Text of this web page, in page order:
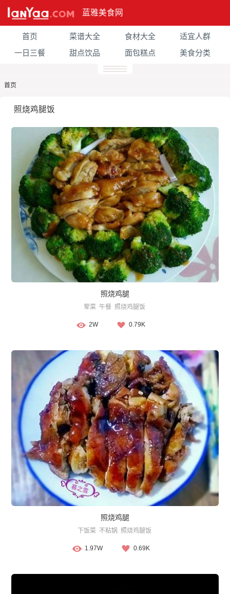
蓝雅美食网
首页 菜谱大全 食材大全
适宜人群
一日三餐
甜点饮品 面包糕点 美食分类
首页
照烧鸡腿饭
照烧鸡腿
荤菜 午餐 照烧鸡腿饭
2W 0.79K
照烧鸡腿
下饭菜 不粘锅 照烧鸡腿饭
1.97W 0.69K